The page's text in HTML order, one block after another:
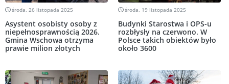
środa, 26 listopada 2025
Asystent osobisty osoby z
niepełnosprawnością 2026.
Gmina Wschowa otrzyma
prawie milion złotych
środa, 19 listopada 2025
Budynki Starostwa i OPS-u
rozbłysły na czerwono. W
Polsce takich obiektów było
około 3600